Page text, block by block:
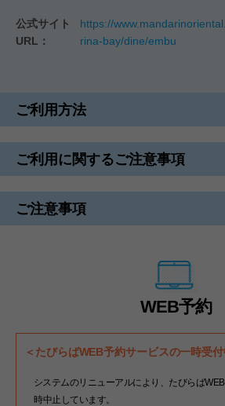
公式サイト
URL：
https://
rina-bay/dine/embu
ご利用方法
ご利用に関するご注意事項
ご注意事項
WEB予約
＜たびらばWEB予約サービスの一時受
システムのリニューアルにより、たびらば
時中止しています。